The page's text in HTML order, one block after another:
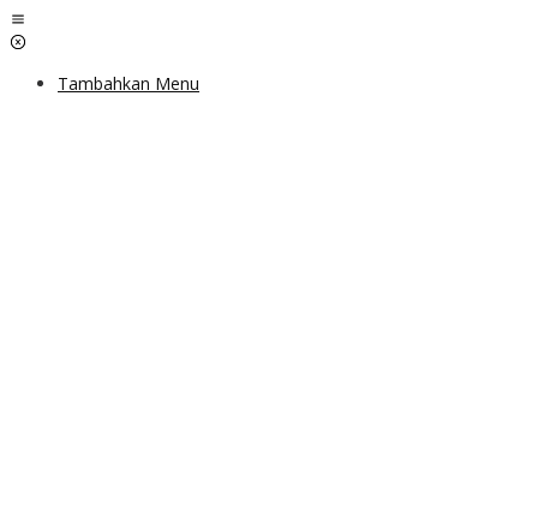
Lewati
ke
Tambahkan Menu